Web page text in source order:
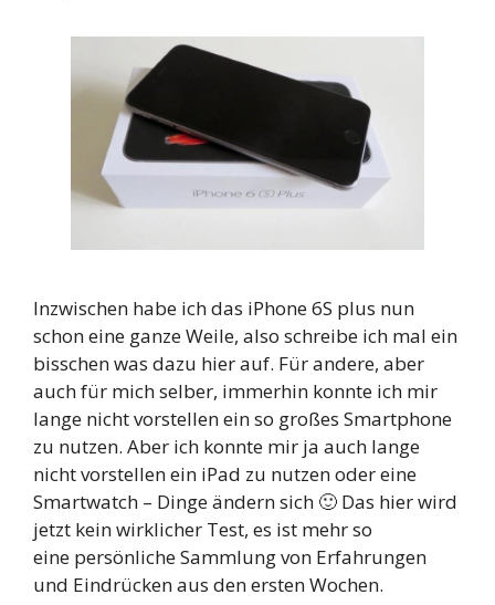
Inzwischen habe ich das iPhone 6S plus nun
schon eine ganze Weile, also schreibe ich mal ein
bisschen was dazu hier auf. Für andere, aber
auch für mich selber, immerhin konnte ich mir
lange nicht vorstellen ein so großes Smartphone
zu nutzen. Aber ich konnte mir ja auch lange
nicht vorstellen ein iPad zu nutzen oder eine
Smartwatch – Dinge ändern sich 🙂 Das hier wird
jetzt kein wirklicher Test, es ist mehr so
eine persönliche Sammlung von Erfahrungen
und Eindrücken aus den ersten Wochen.